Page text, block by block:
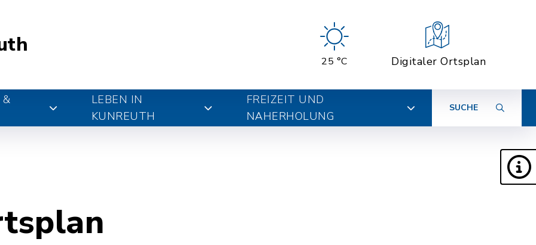
25 °C Digitaler Ortsplan
&
LEBEN IN
KUNREUTH
FREIZEIT UND
NAHERHOLUNG
SUCHE